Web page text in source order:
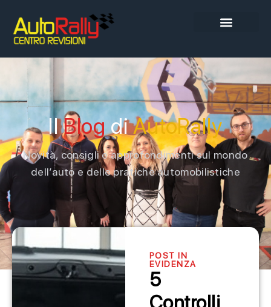
IlBlogdiAutoRally
Novità, consigli e approfondimenti sul mondo
dell’auto e delle pratiche automobilistiche
POST IN
EVIDENZA
5